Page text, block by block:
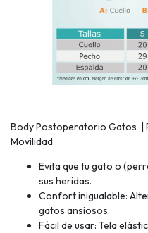
Body Postoperatorio Gatos |
Movilidad
Evita que tu gato o
sus heridas.
Confort inigualable:
gatos ansiosos.
Fácil de usar: Tela